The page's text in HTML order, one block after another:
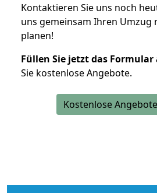
Kontaktieren Sie uns noch
uns gemeinsam Ihren Umzug
planen!
Füllen Sie jetzt das Formular
Sie kostenlose Angebote.
Kostenlose